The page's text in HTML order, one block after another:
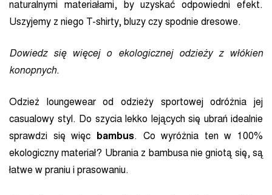
naturalnymi materiałami, by uzyskać odpowiedni efekt.
Uszyjemy z niego T-shirty, bluzy czy spodnie dresowe.
Dowiedz się więcej o ekologicznej odzieży z włókien
konopnych.
Odzież loungewear od odzieży sportowej odróżnia jej
casualowy styl. Do szycia lekko lejących się ubrań idealnie
sprawdzi się więc
bambus. Co wyróżnia ten w 100%
ekologiczny materiał? Ubrania z bambusa nie gniotą się, są
łatwe w praniu i prasowaniu.